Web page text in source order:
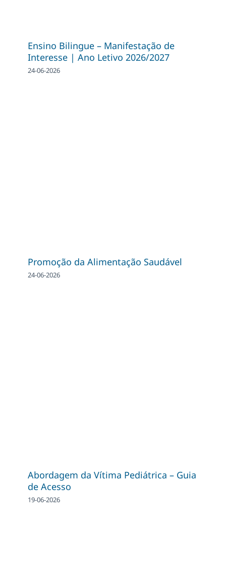
Ensino Bilingue – Manifestação de
Interesse | Ano Letivo 2026/2027
24-06-2026
Promoção da Alimentação Saudável
24-06-2026
Abordagem da Vítima Pediátrica – Guia
de Acesso
19-06-2026